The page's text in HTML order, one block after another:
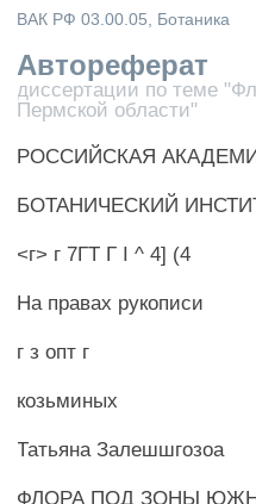
ВАК РФ 03.00.05, Ботаника
Автореферат
диссертации по теме
Пермской области"
РОССИЙСКАЯ
БОТАНИЧЕСКИЙ
<г> г 7ГТ Г I ^ 4] (4
На правах рукописи
г з опт г
козьминых
Татьяна Залешшгозоа
ФЛОРА ПОД ЗОНЫ